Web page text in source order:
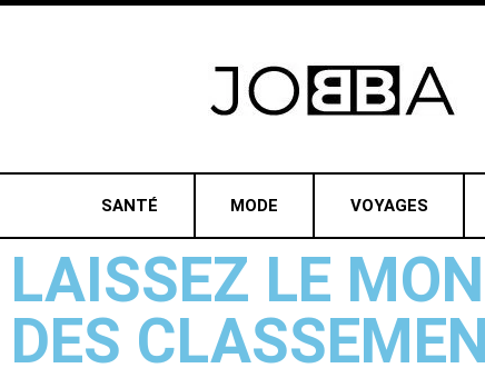
SANTÉ MODE VOYAGES
LAISSEZ LE
DES